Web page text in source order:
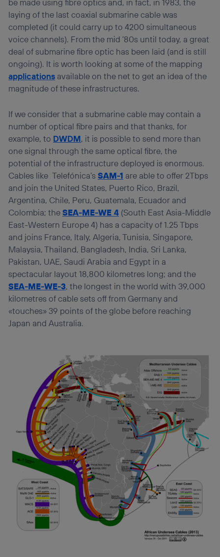
be made using fibre optics and, in fact, in 1983, the
laying of the last coaxial submarine cable was
completed (it could carry up to 4200 simultaneous
voice channels). From the mid ’80s until today, a great
deal of submarine fibre optic has been laid (and is still
ongoing). It is worth looking at some of the mapping
applications available on the net to get an idea of the
magnitude of these infrastructures.
If we consider that a submarine cable may contain a
number of optical fibre pairs and that thanks, for
example, to DWDM, it is possible to send more than
one signal through the same optical fibre, the
potential of the infrastructure deployed is enormous.
Cables like Telefónica’sSAM-1 are able to offer 2Tbps
and join the United States, Puerto Rico, Brazil,
Argentina, Chile, Peru, Guatemala, Ecuador and
Colombia; theSEA-ME-WE 4 (South East Asia-Middle
East-Western Europe 4) has a capacity of 1.25 Tbps
and joins France, Italy, Algeria, Tunisia, Singapore,
Malaysia, Thailand, Bangladesh, India, Sri Lanka,
Pakistan, UAE, Saudi Arabia and Egypt in a
spectacular layout 18,800 kilometres long; and the
SEA-ME-WE-3, the longest in the world with 39,000
kilometres of cable sets off from Germany and
«touches» 39 points of the globe before reaching
Japan and Australia.